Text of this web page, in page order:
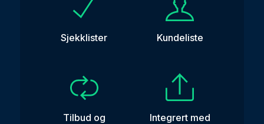
Sjekklister Kundeliste
Tilbud og
Integrert med